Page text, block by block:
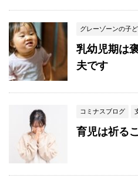
グレーゾーンの子
乳幼児期は
夫です
コミナスブログ
育児は祈る